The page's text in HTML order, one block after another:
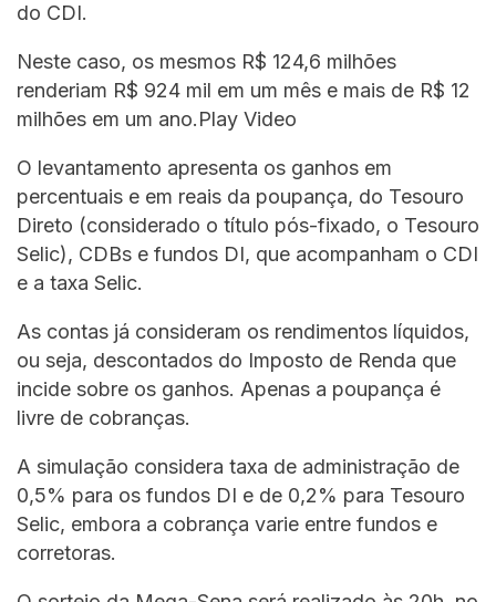
do CDI.
Neste caso, os mesmos R$ 124,6 milhões
renderiam R$ 924 mil em um mês e mais de R$ 12
milhões em um ano.Play Video
O levantamento apresenta os ganhos em
percentuais e em reais da poupança, do Tesouro
Direto (considerado o título pós-fixado, o Tesouro
Selic), CDBs e fundos DI, que acompanham o CDI
e a taxa Selic.
As contas já consideram os rendimentos líquidos,
ou seja, descontados do Imposto de Renda que
incide sobre os ganhos. Apenas a poupança é
livre de cobranças.
A simulação considera taxa de administração de
0,5% para os fundos DI e de 0,2% para Tesouro
Selic, embora a cobrança varie entre fundos e
corretoras.